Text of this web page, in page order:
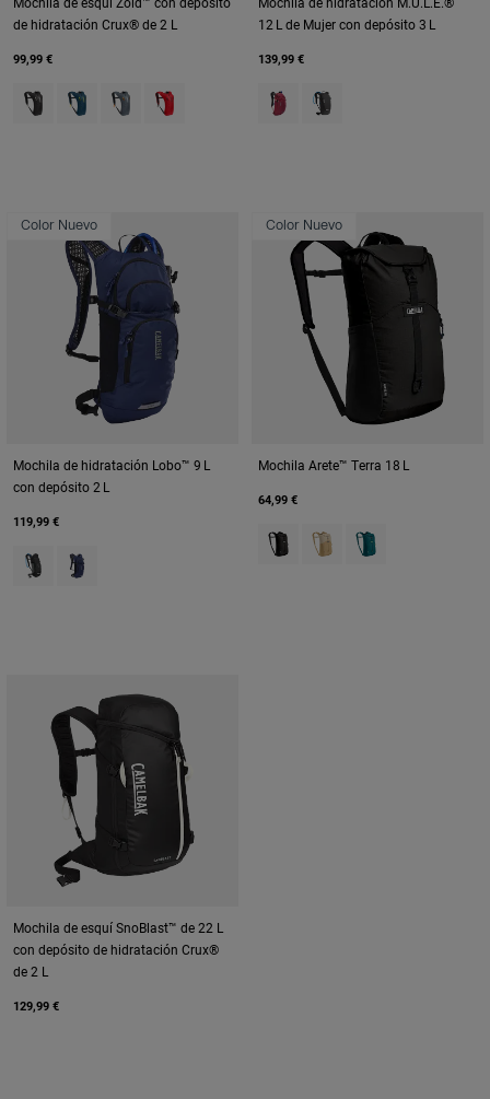
de hidratación Crux® de 2 L
99,99 €
Product swatch type of Black/White.
Product swatch type of Deep Blue.
Product swatch type of Grey/Orange.
Product swatch type of Scarlet Red.
12 L de Mujer con depósito 3 L
139,99 €
Product swatch type of Berry.
Product swatch type of
Color Nuevo
Mochila de hidratación Lobo™ 9 L
con depósito 2 L
119,99 €
Product swatch type of Black.
Product swatch type of Deep Sea.
Color Nuevo
Mochila Arete™ Terra 18 L
64,99 €
Product swatch type of Black.
Product swatch type of
Product swatch
Mochila de esquí SnoBlast™ de 22 L
con depósito de hidratación Crux®
de 2 L
129,99 €